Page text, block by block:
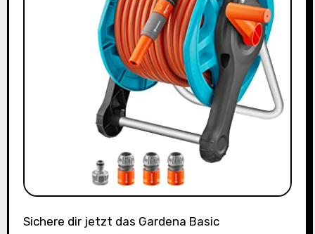
Sichere dir jetzt das Gardena Basic